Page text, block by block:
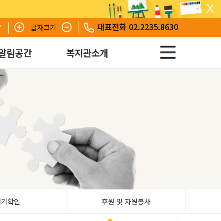
글자크기 대표전화 02.2235.8630
림공간 복지관소개
확인 후원 및 자원봉사